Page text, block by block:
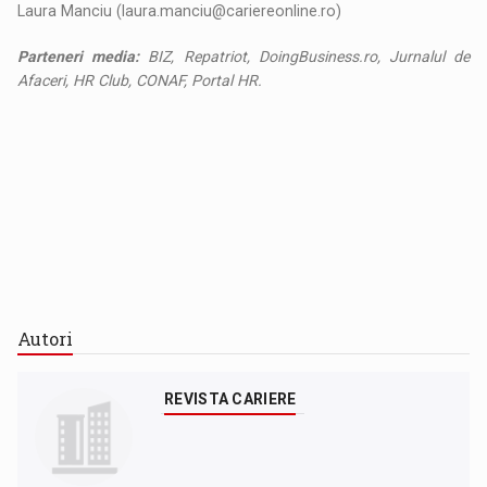
Laura Manciu (laura.manciu@cariereonline.ro)
Parteneri media: BIZ, Repatriot, DoingBusiness.ro, Jurnalul de
Afaceri, HR Club, CONAF, Portal HR.
Autori
REVISTA CARIERE